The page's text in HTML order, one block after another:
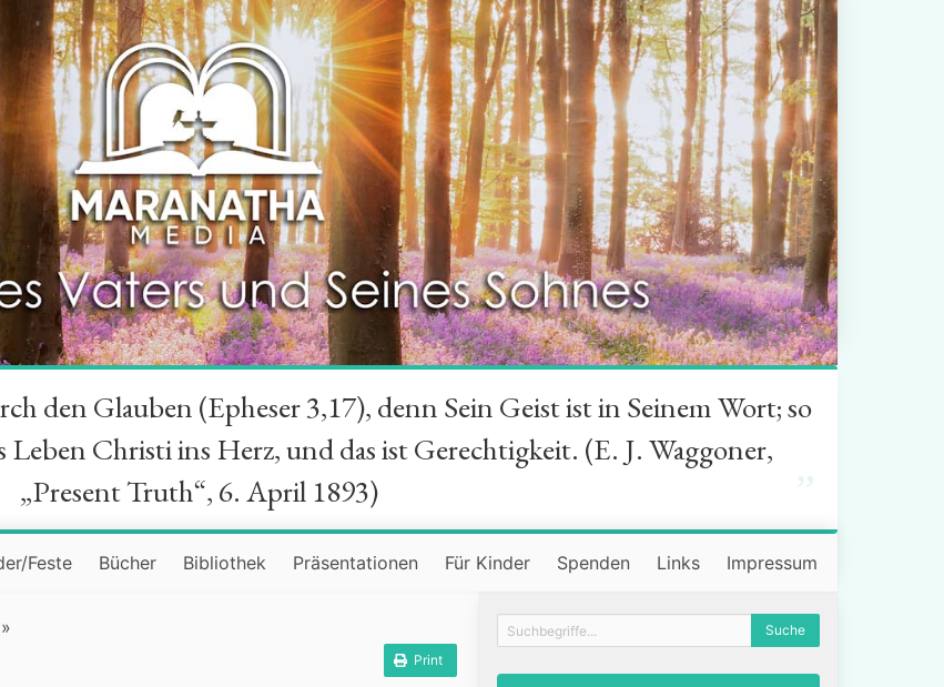
den Glauben (Epheser 3,17), denn Sein Geist ist in Seinem Wort; so
Christi ins Herz, und das ist Gerechtigkeit. (E. J. Waggoner,
„Present Truth“, 6. April 1893)
Feste Bücher Bibliothek Präsentationen Für Kinder Spenden Links Impressum
»
Print